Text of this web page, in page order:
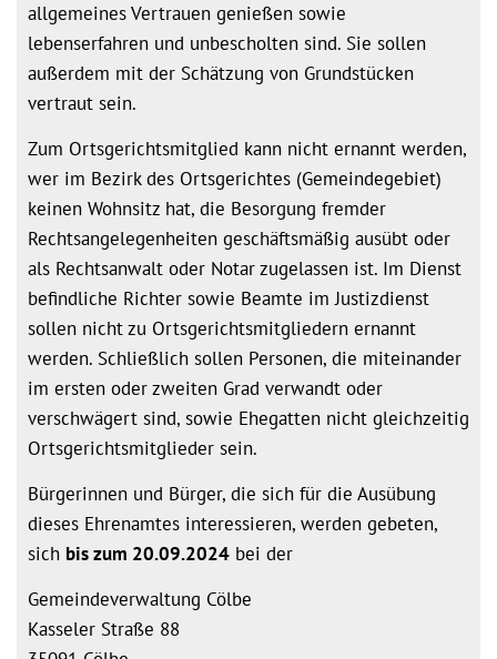
allgemeines Vertrauen genießen sowie
lebenserfahren und unbescholten sind. Sie sollen
außerdem mit der Schätzung von Grundstücken
vertraut sein.
Zum Ortsgerichtsmitglied kann nicht ernannt werden,
wer im Bezirk des Ortsgerichtes (Gemeindegebiet)
keinen Wohnsitz hat, die Besorgung fremder
Rechtsangelegenheiten geschäftsmäßig ausübt oder
als Rechtsanwalt oder Notar zugelassen ist. Im Dienst
befindliche Richter sowie Beamte im Justizdienst
sollen nicht zu Ortsgerichtsmitgliedern ernannt
werden. Schließlich sollen Personen, die miteinander
im ersten oder zweiten Grad verwandt oder
verschwägert sind, sowie Ehegatten nicht gleichzeitig
Ortsgerichtsmitglieder sein.
Bürgerinnen und Bürger, die sich für die Ausübung
dieses Ehrenamtes interessieren, werden gebeten,
sich bis zum 20.09.2024 bei der
Gemeindeverwaltung Cölbe
Kasseler Straße 88